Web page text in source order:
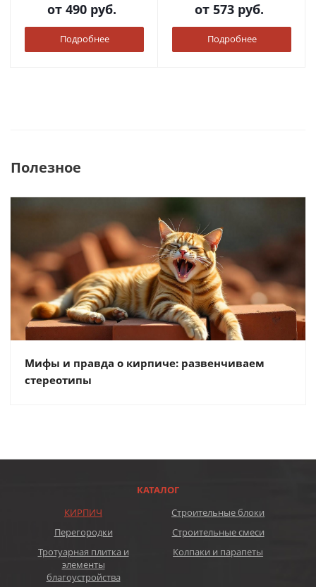
от 490 руб.
Подробнее
от 573 руб.
Подробнее
Полезное
Мифы и правда о кирпиче: развенчиваем
стереотипы
КАТАЛОГ
КИРПИЧ
Строительные блоки
Перегородки
Строительные смеси
Тротуарная плитка и
элементы
благоустройства
Колпаки и парапеты